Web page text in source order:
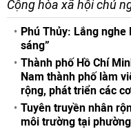
Cộng hòa xã hội chủ
Phú Thủy: Lắng nghe
sáng”
Thành phố Hồ Chí
Nam thành phố làm
rộng, phát triển các
Tuyên truyền nhân
môi trường tại